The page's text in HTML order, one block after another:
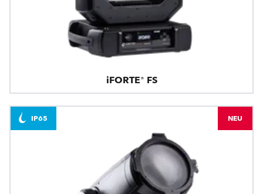
iFORTE® FS
IP65 NEU